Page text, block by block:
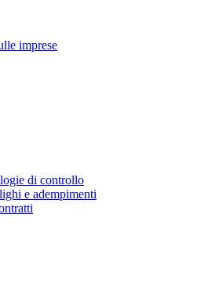
imprese
di controllo
e adempimenti